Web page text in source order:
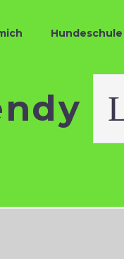
Hundeschule